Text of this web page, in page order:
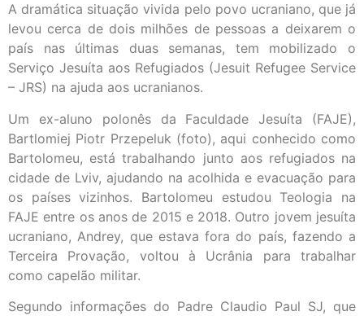
A dramática situação vivida pelo povo ucraniano, que já
levou cerca de dois milhões de pessoas a deixarem o
país nas últimas duas semanas, tem mobilizado o
Serviço Jesuíta aos Refugiados (Jesuit Refugee Service
– JRS) na ajuda aos ucranianos.
Um ex-aluno polonês da Faculdade Jesuíta (FAJE),
Bartlomiej Piotr Przepeluk (foto), aqui conhecido como
Bartolomeu, está trabalhando junto aos refugiados na
cidade de Lviv, ajudando na acolhida e evacuação para
os países vizinhos. Bartolomeu estudou Teologia na
FAJE entre os anos de 2015 e 2018. Outro jovem jesuíta
ucraniano, Andrey, que estava fora do país, fazendo a
Terceira Provação, voltou à Ucrânia para trabalhar
como capelão militar.
Segundo informações do Padre Claudio Paul SJ, que